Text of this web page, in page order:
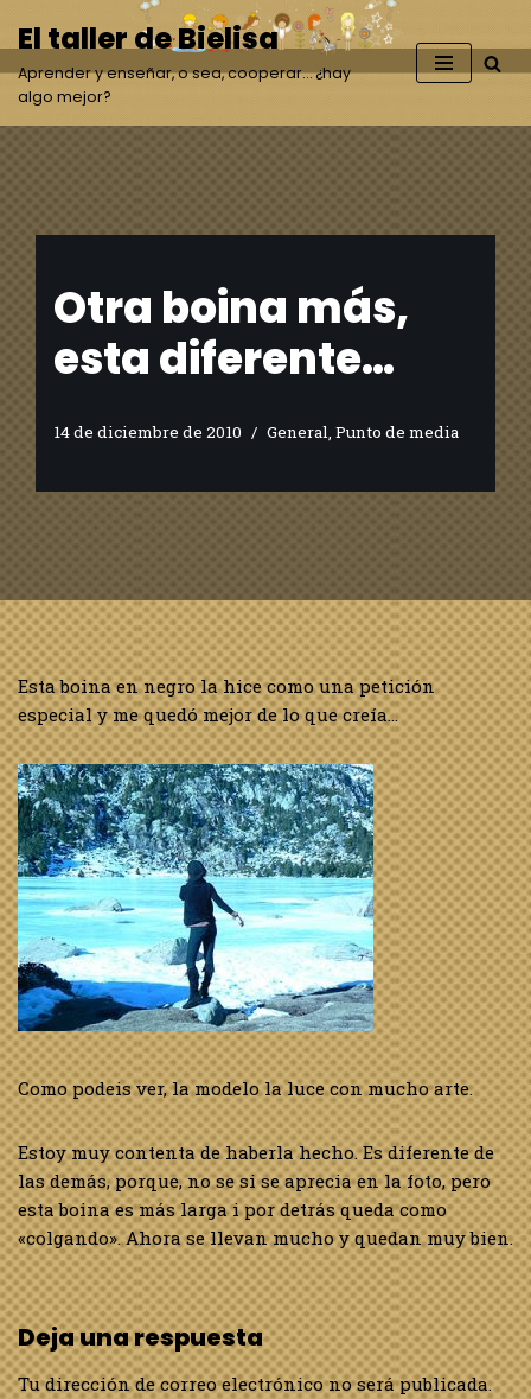
Saltar
al
contenido
El taller de Bielisa
Aprender y enseñar, o sea, cooperar… ¿hay
algo mejor?
Otra boina más,
esta diferente…
14 de diciembre de 2010 General Punto de media
Esta boina en negro la hice como una petición
especial y me quedó mejor de lo que creía…
Como podeis ver, la modelo la luce con mucho arte.
Estoy muy contenta de haberla hecho. Es diferente de
las demás, porque, no se si se aprecia en la foto, pero
esta boina es más larga i por detrás queda como
«colgando». Ahora se llevan mucho y quedan muy bien.
Deja una respuesta
Tu dirección de correo electrónico no será publicada.